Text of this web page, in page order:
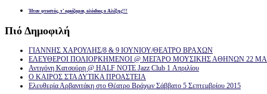
Ήταν φτυστός, τ’ ορκίζομαι, ολόιδιος ο Αλέξης!!!
Πιό Δημοφιλή
ΓΙΑΝΝΗΣ ΧΑΡΟΥΛΗΣ/8 & 9 ΙΟΥΝΙΟΥ/ΘΕΑΤΡΟ ΒΡΑΧΩΝ
ΕΛΕΥΘΕΡΟΙ ΠΟΛΙΟΡΚΗΜΕΝΟΙ @ ΜΕΓΑΡΟ ΜΟΥΣΙΚΗΣ ΑΘΗΝΩΝ 22
Αντιγόνη Κατσούρη @ HALF NOTE Jazz Club 1 Απριλίου
Ο ΚΑΙΡΟΣ ΣΤΑ ΔΥΤΙΚΑ ΠΡΟΑΣΤΕΙΑ
Ελευθερία Αρβανιτάκη στο Θέατρο Βράχων Σάββατο 5 Σεπτεμβρίου 2015